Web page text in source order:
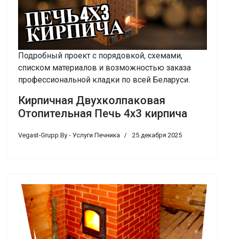
Подробный проект с порядовкой, схемами,
списком материалов и возможностью заказа
профессиональной кладки по всей Беларуси.
Кирпичная Двухколпаковая
Отопительная Печь 4х3 кирпича
Vegast-Grupp.By - Услуги Печника 25 декабря 2025